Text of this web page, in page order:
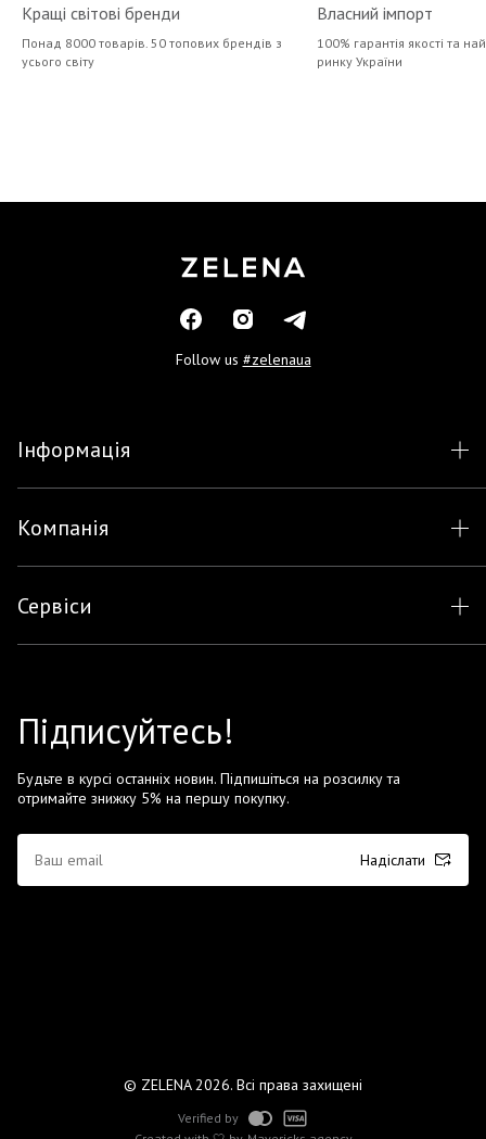
Кращі світові бренди
Понад 8000 товарів. 50 топових брендів з
усього світу
Власний імпорт
100% гарантія якості та
ринку України
Follow us #zelenaua
Інформація
Компанія
Сервіси
Підписуйтесь!
Будьте в курсі останніх новин. Підпишіться на розсилку та
отримайте знижку 5% на першу покупку.
Надіслати
© ZELENA 2026. Всі права захищені
Verified by